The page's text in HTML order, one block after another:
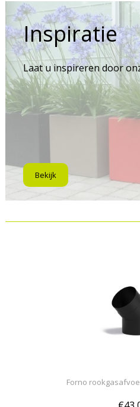
Inspiratie
Laat u inspireren door
Bekijk
Forno